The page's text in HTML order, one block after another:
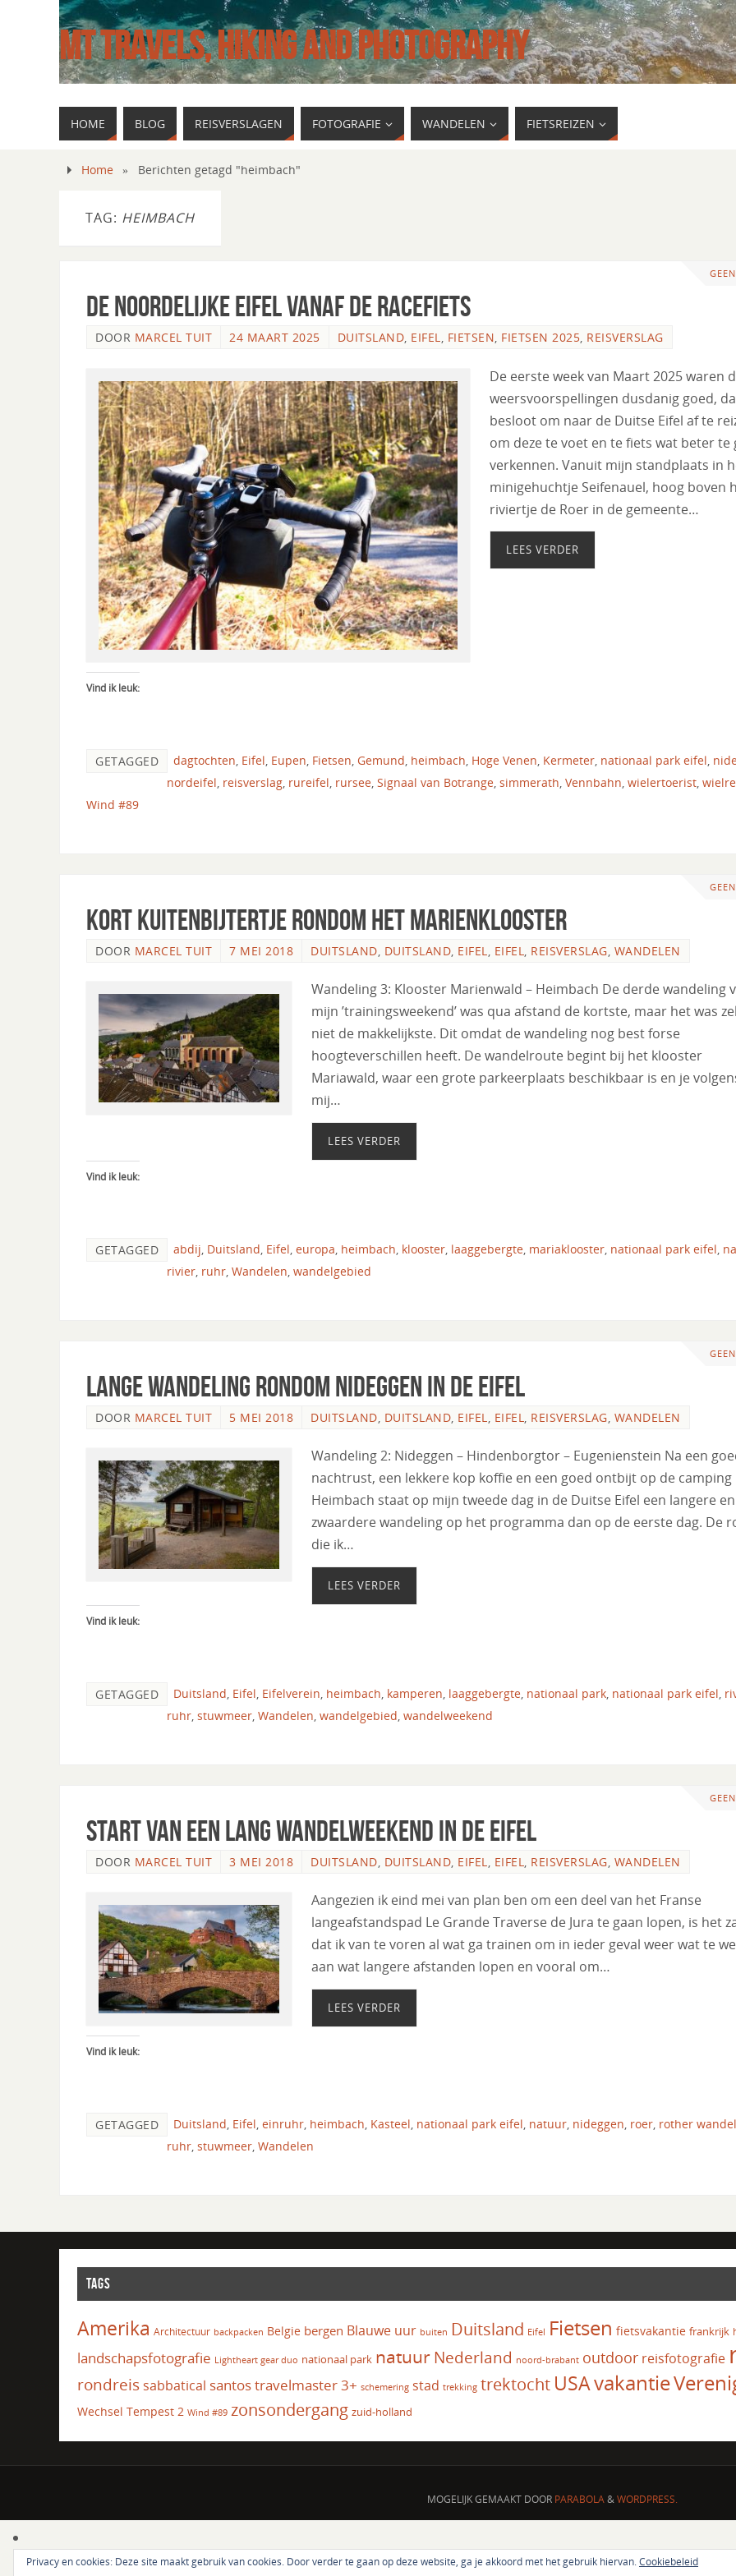
MT TRAVELS, HIKING AND PHOTOGRAPHY
HOME BLOG REISVERSLAGEN FOTOGRAFIE WANDELEN FIETSREIZEN
Home » Berichten getagd "heimbach"
TAG: HEIMBACH
De Noordelijke Eifel vanaf de racefiets
DOOR MARCEL TUIT 24 MAART 2025 DUITSLAND, EIFEL, FIETSEN, FIETSEN 2025, REISVERSLAG
De eerste week van Maart 2025 waren
weersvoorspellingen dusdanig goed,
besloot om naar de Duitse Eifel af te
om deze te voet en te fiets wat beter te
verkennen. Vanuit mijn standplaats in
minigehuchtje Seifenauel, hoog boven
riviertje de Roer in de gemeente…
LEES VERDER
Vind ik leuk:
GETAGGED dagtochten, Eifel, Eupen, Fietsen, Gemund, heimbach, Hoge Venen, Kermeter, nationaal park eifel,
nordeifel, reisverslag, rureifel, rursee, Signaal van Botrange, simmerath, Vennbahn, wielertoerist,
Wind #89
Kort kuitenbijtertje rondom het Marienklooster
DOOR MARCEL TUIT 7 MEI 2018 DUITSLAND DUITSLAND EIFEL EIFEL REISVERSLAG WANDELEN
Wandeling 3: Klooster Marienwald – Heimbach De derde wandeling
mijn ’trainingsweekend’ was qua afstand de kortste, maar het was
niet de makkelijkste. Dit omdat de wandeling nog best forse
hoogteverschillen heeft. De wandelroute begint bij het klooster
Mariawald, waar een grote parkeerplaats beschikbaar is en je
mij…
LEES VERDER
Vind ik leuk:
GETAGGED abdij, Duitsland, Eifel, europa, heimbach, klooster, laaggebergte, mariaklooster, nationaal park eifel,
rivier, ruhr, Wandelen, wandelgebied
Lange wandeling rondom Nideggen in de Eifel
DOOR MARCEL TUIT 5 MEI 2018 DUITSLAND DUITSLAND EIFEL EIFEL REISVERSLAG WANDELEN
Wandeling 2: Nideggen – Hindenborgtor – Eugenienstein Na een
nachtrust, een lekkere kop koffie en een goed ontbijt op de camping
Heimbach staat op mijn tweede dag in de Duitse Eifel een langere en
zwaardere wandeling op het programma dan op de eerste dag. De
die ik…
LEES VERDER
Vind ik leuk:
GETAGGED Duitsland, Eifel, Eifelverein, heimbach, kamperen, laaggebergte, nationaal park, nationaal park eifel,
ruhr, stuwmeer, Wandelen, wandelgebied, wandelweekend
Start van een lang wandelweekend in de Eifel
DOOR MARCEL TUIT 3 MEI 2018 DUITSLAND DUITSLAND EIFEL EIFEL REISVERSLAG WANDELEN
Aangezien ik eind mei van plan ben om een deel van het Franse
langeafstandspad Le Grande Traverse de Jura te gaan lopen, is het
dat ik van te voren al wat ga trainen om in ieder geval weer wat te
aan wat langere afstanden lopen en vooral om…
LEES VERDER
Vind ik leuk:
GETAGGED Duitsland, Eifel, einruhr, heimbach, Kasteel, nationaal park eifel, natuur, nideggen, roer, rother
ruhr, stuwmeer, Wandelen
TAGS
Amerika Architectuur backpacken Belgie bergen Blauwe uur buiten Duitsland Eifel Fietsen fietsvakantie frankrijk
landschapsfotografie Lightheart gear duo nationaal park natuur Nederland noord-brabant outdoor reisfotografie
rondreis sabbatical santos travelmaster 3+ schemering stad trekking trektocht USAvakantie
Wechsel Tempest 2 Wind #89 zonsondergang zuid-holland
MOGELIJK GEMAAKT DOOR PARABOLA&WORDPRESS.
Privacy en cookies: Deze site maakt gebruik van cookies. Door verder te gaan op deze website, ga je akkoord met het gebruik hiervan.Cookiebeleid